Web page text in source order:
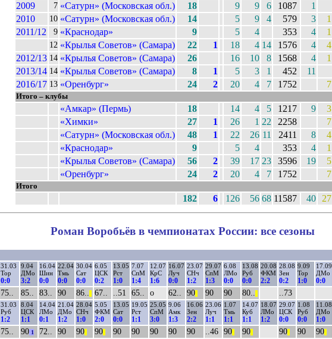
2009
7 «Сатурн» (Московская обл.) 18 9 9 6 1087
1
2010
10 «Сатурн» (Московская обл.) 14 5 9 4 579 3
1
2011/12
9 «Краснодар» 9 5 4 353 4 1
12 «Крылья Советов» (Самара) 22 1 18 4 14 1576 4 4
2012/13 14 «Крылья Советов» (Самара) 26 16 10 8 1568 4
1
2013/14 14 «Крылья Советов» (Самара) 8 1 5 3 1 452 11
2016/17 13 «Оренбург» 24 2 20 4 7 1752 7
Итого – клубы
«Амкар» (Пермь) 18 14 4 5 1217 9
3
«Химки»
27 1 26 1 22 2258 7
«Сатурн» (Московская обл.)
48 1 22 26 11 2411 8 4
«Краснодар»
9 5 4 353 4
1
«Крылья Советов» (Самара)
56 2 39 17 23 3596 19 5
«Оренбург»
24 2 20 4 7 1752 7
Итого
182 6 126 56 68 11587 40 27
Роман Воробьёв в чемпионатах России: все сезоны
31.03
Тор
0:0
9.04
ДМо
3:2
16.04
Шин
0:0
22.04
Тмь
0:0
30.04
Сат
0:0
6.05
ЦСК
0:2
13.05
Рст
1:0
7.07
СпМ
1:4
12.07
КрС
1:6
16.07
Луч
0:0
23.07
СНч
1:2
29.07
СпМ
1:3
6.08
ЛМо
0:0
13.08
Руб
0:0
20.08
ФКМ
2:2
28.08
Зен
0:2
9.09
Тор
1:0
17.09
ДМо
0:0
75.. 85.. 83.. 90 86.. 67.. ..51 65.. о 62.. 90 90 90 80.. ..73
31.03
Руб
1:2
8.04
ЦСК
1:1
14.04
ЛМо
0:1
21.04
ДМо
1:2
28.04
СНч
1:0
5.05
ФКМ
2:0
13.05
Сат
0:0
19.05
Рст
1:1
25.05
СпМ
3:0
9.06
Амк
1:3
16.06
Зен
2:2
23.06
Луч
1:1
1.07
Тмь
1:1
14.07
Куб
1:1
18.07
ЛМо
1:2
29.07
ЦСК
0:0
1.08
Руб
0:0
11.08
ДМо
1:0
75.. 90 1 72.. 90 90 90 90 90 90 90 90 ..46 90 90 90 90 90